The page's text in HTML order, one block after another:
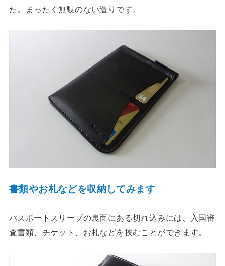
た。まったく無駄のない造りです。
書類やお札などを収納してみます
パスポートスリーブの裏面にある切れ込みには、入国審
査書類、チケット、お札などを挟むことができます。